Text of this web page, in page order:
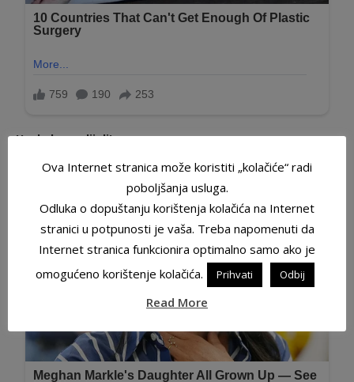
Hvala ko podijeli!
Ova Internet stranica može koristiti „kolačiće“ radi
poboljšanja usluga.
Odluka o dopuštanju korištenja kolačića na Internet
stranici u potpunosti je vaša. Treba napomenuti da
Internet stranica funkcionira optimalno samo ako je
omogućeno korištenje kolačića.
Prihvati Odbij
Read More